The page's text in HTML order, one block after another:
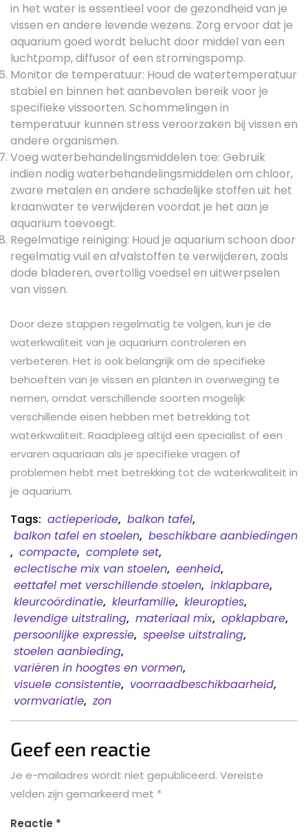
in het water is essentieel voor de gezondheid van je
vissen en andere levende wezens. Zorg ervoor dat je
aquarium goed wordt belucht door middel van een
luchtpomp, diffusor of een stromingspomp.
Monitor de temperatuur: Houd de watertemperatuur
stabiel en binnen het aanbevolen bereik voor je
specifieke vissoorten. Schommelingen in
temperatuur kunnen stress veroorzaken bij vissen en
andere organismen.
Voeg waterbehandelingsmiddelen toe: Gebruik
indien nodig waterbehandelingsmiddelen om chloor,
zware metalen en andere schadelijke stoffen uit het
kraanwater te verwijderen voordat je het aan je
aquarium toevoegt.
Regelmatige reiniging: Houd je aquarium schoon door
regelmatig vuil en afvalstoffen te verwijderen, zoals
dode bladeren, overtollig voedsel en uitwerpselen
van vissen.
Door deze stappen regelmatig te volgen, kun je de
waterkwaliteit van je aquarium controleren en
verbeteren. Het is ook belangrijk om de specifieke
behoeften van je vissen en planten in overweging te
nemen, omdat verschillende soorten mogelijk
verschillende eisen hebben met betrekking tot
waterkwaliteit. Raadpleeg altijd een specialist of een
ervaren aquariaan als je specifieke vragen of
problemen hebt met betrekking tot de waterkwaliteit in
je aquarium.
Tags: actieperiode, balkon tafel,
balkon tafel en stoelen, beschikbare aanbiedingen
, compacte, complete set,
eclectische mix van stoelen, eenheid,
eettafel met verschillende stoelen, inklapbare,
kleurcoördinatie, kleurfamilie, kleuropties,
levendige uitstraling, materiaal mix, opklapbare,
persoonlijke expressie, speelse uitstraling,
stoelen aanbieding,
variëren in hoogtes en vormen,
visuele consistentie, voorraadbeschikbaarheid,
vormvariatie, zon
Geef een reactie
Je e-mailadres wordt niet gepubliceerd. Vereiste
velden zijn gemarkeerd met *
Reactie *